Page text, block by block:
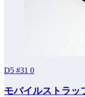
D5 #31 0
モバイルストラッ